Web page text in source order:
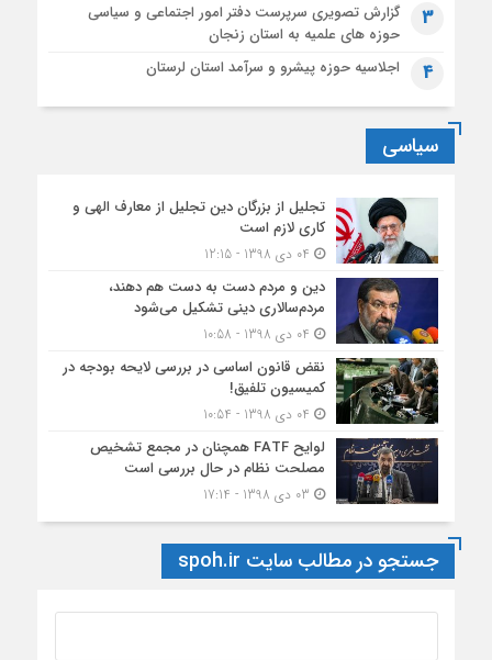
3
گزارش تصویری سرپرست دفتر امور اجتماعی و سیاسی
حوزه های علمیه به استان زنجان
4 اجلاسیه حوزه پیشرو و سرآمد استان لرستان
سیاسی
تجلیل از بزرگان دین تجلیل از معارف الهی و
کاری لازم است
دین و مردم دست به‌ دست هم دهند،
مردم‌سالاری دینی تشکیل می‌شود
نقض قانون اساسی در بررسی لایحه بودجه در
کمیسیون تلفیق!
لوایح FATF همچنان در مجمع تشخیص
مصلحت نظام در حال بررسی است
جستجو در مطالب سایت spoh.ir